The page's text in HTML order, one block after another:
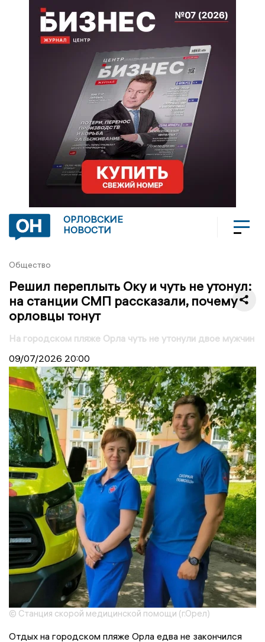
ОРЛОВСКИЕ
НОВОСТИ
Общество
Решил переплыть Оку и чуть не утонул:
на станции СМП рассказали, почему
орловцы тонут
На городском пляже Орла чуть не утонули двое мужчин
09/07/2026 20:00
© Станция скорой медицинской помощи (г.Орел)
Отдых на городском пляже Орла едва не закончился